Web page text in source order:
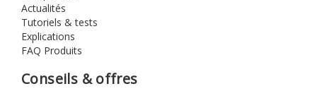
Actualités
Tutoriels & tests
Explications
FAQ Produits
Conseils & offres